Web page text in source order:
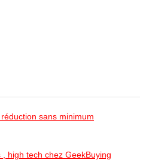
sans minimum
high tech chez GeekBuying